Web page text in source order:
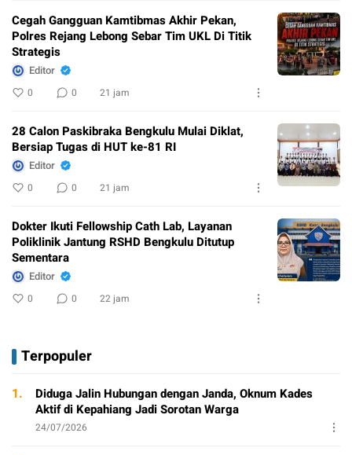
Cegah Gangguan Kamtibmas Akhir Pekan,
Polres Rejang Lebong Sebar Tim UKL Di Titik
Strategis
Editor
0 0 21 jam
28 Calon Paskibraka Bengkulu Mulai Diklat,
Bersiap Tugas di HUT ke-81 RI
Editor
0 0 21 jam
Dokter Ikuti Fellowship Cath Lab, Layanan
Poliklinik Jantung RSHD Bengkulu Ditutup
Sementara
Editor
0 0 22 jam
Terpopuler
1.
Diduga Jalin Hubungan dengan Janda, Oknum Kades
Aktif di Kepahiang Jadi Sorotan Warga
24/07/2026